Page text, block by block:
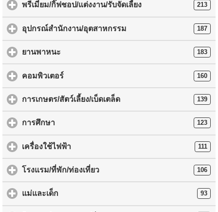
พรีเมี่ยม/กิ๊ฟชอป/แต่งงาน/รับจัดเลี้ยง 213
อุปกรณ์สำนักงาน/อุตสาหกรรม 187
ยานพาหนะ 183
คอมพิวเตอร์ 160
การเกษตร/สัตว์เลี้ยง/เบ็ดเตล็ด 139
การศึกษา 123
เครื่องใช้ไฟฟ้า 111
โรงแรม/ที่พัก/ท่องเที่ยว 106
แม่และเด็ก 93